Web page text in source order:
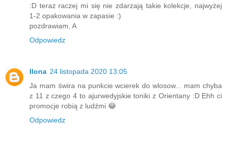
:D teraz raczej mi się nie zdarzają takie kolekcje, najwyżej
1-2 opakowania w zapasie :)
pozdrawiam, A
Odpowiedz
Ilona 24 listopada 2020 13:05
Ja mam świra na punkcie wcierek do wlosow... mam chyba
z 11 z czego 4 to ajurwedyjskie toniki z Orientany :D Ehh ci
promocje robią z ludźmi 😂
Odpowiedz